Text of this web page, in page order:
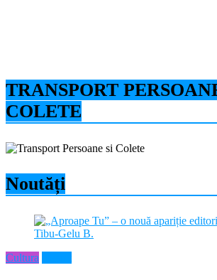
TRANSPORT
COLETE
Noutăți
Cultura